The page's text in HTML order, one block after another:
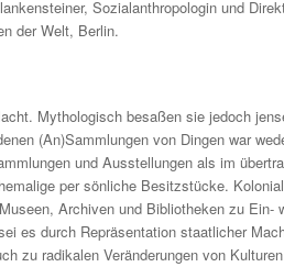
Sozialanthropologin und
der Welt, Berlin.
Mytho­logisch besaßen sie jedoch
(An­)Sammlungen von Dingen war
und Ausstellungen als im
per sön­liche Besitzstücke.
Archiven und Bibliotheken zu
es durch Repräsentation staatlicher
zu radikalen Veränderungen von